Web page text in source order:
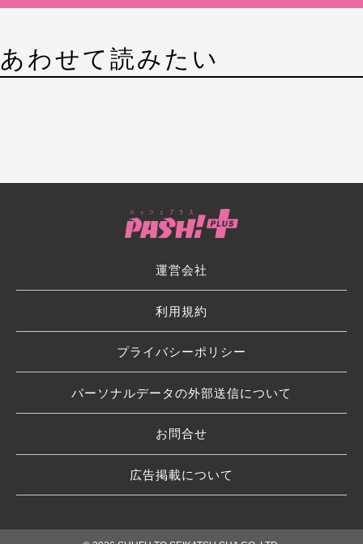
あわせて読みたい
運営会社
利用規約
プライバシーポリシー
パーソナルデータの外部送信について
お問合せ
広告掲載について